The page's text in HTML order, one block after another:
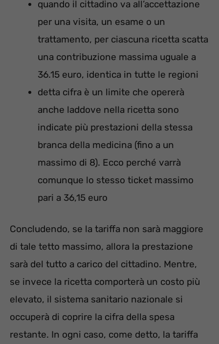
quando il cittadino va all’accettazione
per una visita, un esame o un
trattamento, per ciascuna ricetta scatta
una contribuzione massima uguale a
36.15 euro, identica in tutte le regioni
detta cifra è un limite che opererà
anche laddove nella ricetta sono
indicate più prestazioni della stessa
branca della medicina (fino a un
massimo di 8). Ecco perché varrà
comunque lo stesso ticket massimo
pari a 36,15 euro
Concludendo, se la tariffa non sarà maggiore
di tale tetto massimo, allora la prestazione
sarà del tutto a carico del cittadino. Mentre,
se invece la ricetta comporterà un costo più
elevato, il sistema sanitario nazionale si
occuperà di coprire la cifra della spesa
restante. In ogni caso, come detto, la tariffa